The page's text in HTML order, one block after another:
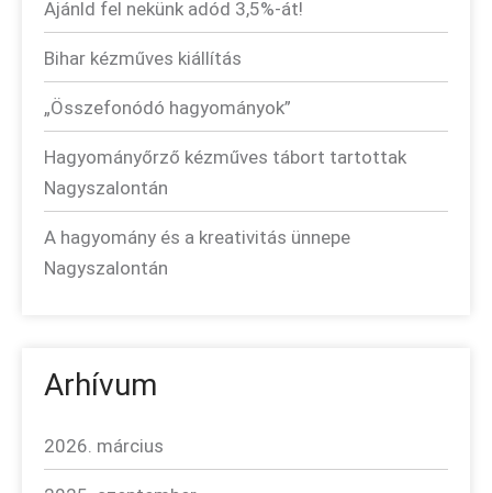
Ajánld fel nekünk adód 3,5%-át!
Bihar kézműves kiállítás
„Összefonódó hagyományok”
Hagyományőrző kézműves tábort tartottak
Nagyszalontán
A hagyomány és a kreativitás ünnepe
Nagyszalontán
Arhívum
2026. március